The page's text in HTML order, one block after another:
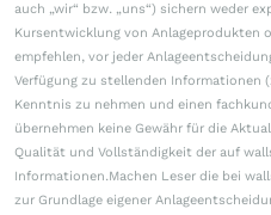
auch „wir“ bzw. „uns“) sichern weder
Kursentwicklung von Anlageprodukten
empfehlen, vor jeder
Verfügung zu stellenden Informationen
Kenntnis zu nehmen und einen
übernehmen keine Gewähr für die
Qualität und Vollständigkeit der auf
Informationen.Machen Leser die bei
zur Grundlage eigener